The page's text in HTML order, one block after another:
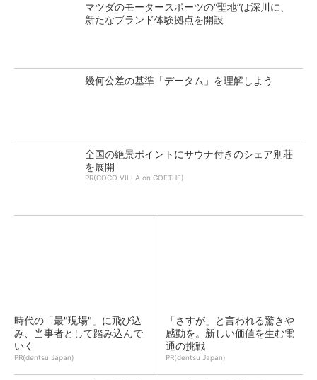
マツダのモータースポーツの“聖地”は深川に、
新たなブランド体験拠点を開設
幾何公差の基準「データム」を理解しよう
全国の絶景ポイントにサウナ付きのシェア別荘
を展開
PR(COCO VILLA on GOETHE)
時代の「最"現場"」に飛び込
み、当事者として踏み込んで
いく
PR(dentsu Japan)
「さすが」と言われる驚きや
感動を。新しい価値を生む電
通の挑戦
PR(dentsu Japan)